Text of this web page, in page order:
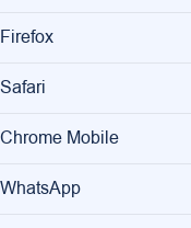
Firefox
Safari
Chrome Mobile
WhatsApp